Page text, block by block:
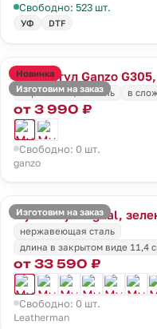
Свободно: 523 шт.
УФ DTF
Новинка
Изготовим на заказ
Мультитул Ganzo
нержавеющая сталь
в
от 3 990 ₽
Свободно: 0 шт.
ganzo
Изготовим на заказ
Мультитул Signal,
нержавеющая сталь
длина в закрытом виде 11,4
от 33 590 ₽
Свободно: 0 шт.
Leatherman